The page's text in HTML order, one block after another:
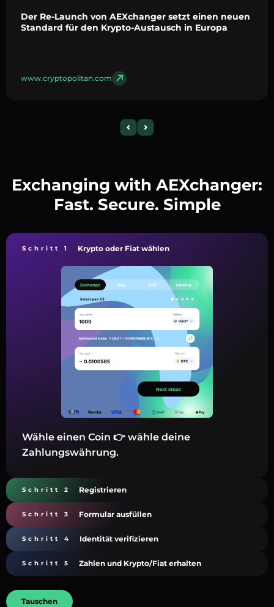
Der Re-Launch von AEXchanger setzt einen neuen
Standard für den Krypto-Austausch in Europa
www.cryptopolitan.com
Exchanging with AEXchanger:
Fast. Secure. Simple
Schritt 1 Krypto oder Fiat wählen
Wähle einen Coin 👉 wähle deine
Zahlungswährung.
Schritt 2 Registrieren
Schritt 3 Formular ausfüllen
Schritt 4 Identität verifizieren
Schritt 5 Zahlen und Krypto/Fiat erhalten
Tauschen